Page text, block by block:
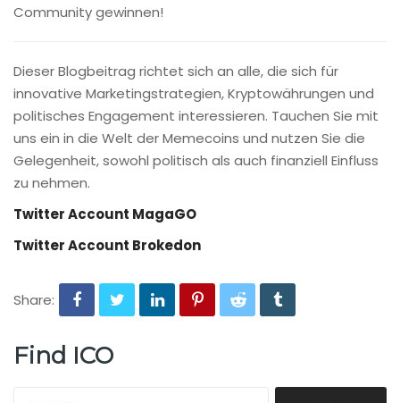
Community gewinnen!
Dieser Blogbeitrag richtet sich an alle, die sich für
innovative Marketingstrategien, Kryptowährungen und
politisches Engagement interessieren. Tauchen Sie mit
uns ein in die Welt der Memecoins und nutzen Sie die
Gelegenheit, sowohl politisch als auch finanziell Einfluss
zu nehmen.
Twitter Account MagaGO
Twitter Account Brokedon
Share:
Find ICO